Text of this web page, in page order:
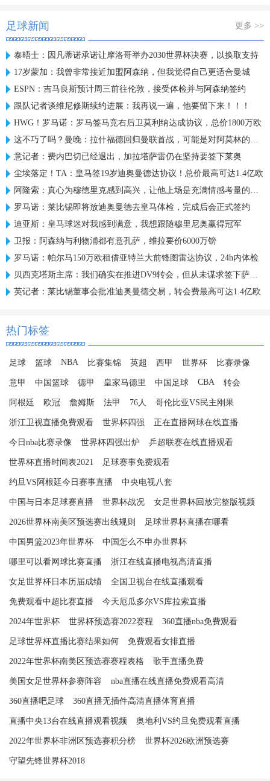
足球新闻 更多 >>
泰晤士：因凡蒂诺承诺让摩洛哥举办2030世界杯决赛，以换取支持
17岁蒙加：我曾非常接近加盟阿森纳，但我觉得自己更适合曼城
ESPN：吉马良斯预计周三前往伦敦，接受体检并与阿森纳签约
跟队记者谈维尼修斯续约进展：我再说一遍，他要留下来！！！
HWG！罗马诺：罗马签马竞右后卫莫利纳达成协议，总价1800万欧
这不巧了吗？曼晚：拉什福德回归曼联首战，可能是对阿莫林的米兰
意记者：费内巴切已经退出，加拉塔萨雷仍在坚持要签下莱奥
尘埃落定！TA：皇马签19岁迪奥曼德达协议！总价最高可达1.4亿欧
阿隆索：真心为穆德里克感到高兴，让他上场是充满情感考量的决定
罗马诺：莱比锡即将放迪奥曼德去皇马体检，完成后会正式签约
迪亚斯：皇马球迷对我感到满意，我想跟随穆里尼奥赢得冠军
卫报：阿森纳与利物浦都有意孔萨，维拉要价6000万镑
罗马诺：帕尔马150万欧租借亚特兰大前锋图雷达协议，24h内体检
贝西克塔斯主席：我们确实在推进DV9转会，但从未谋求签下萨拉赫
英记者：莱比锡董事会批准迪奥曼德交易，转会费最高可达1.4亿欧
热门标签
足球 篮球 NBA 比赛集锦 英超 西甲 世界杯 比赛录像
意甲 中国篮球 德甲 皇家马德里 中国足球 CBA 转会
阿根廷 欧冠 詹姆斯 法甲 76人 哥伦比亚VS民主刚果
浙江卫视直播免费观看 世界杯四强 正在直播网球在线直播
今日nba比赛录像 世界杯四强出炉 乒超联赛在线直播观看
世界杯直播时间表2021 足球赛事免费观看
约旦VS阿根廷今日赛事直播 中央电视八套
中国与日本足球赛直播 世界杯战况 女足世界杯回放完整版视频
2026世界杯南美区预选赛出线规则 足球世界杯直播在哪看
中国男篮2023年世界杯 中国怎么不申办世界杯
哪里可以看网球比赛直播 浙江在线直播电视高清直播
女足世界杯日本历届成绩 全国卫视台在线直播观看
免费观看中超比赛直播 今天厄瓜多尔VS库拉索直播
2024年世界杯 世界杯预选赛2022赛程 360直播nba免费观看
足球世界杯直播比赛结果如何 免费观看女排直播
2022年世界杯南美区预选赛赛程表格 歌手直播免费
美国女足世界杯参赛阵容 nba直播在线直播免费观看高清
360直播吧足球 360直播无插件高清直播体育直播
直播中央13台在线直播观看视频 奥地利VS约旦免费观看直播
2022年世界杯非洲区预选赛积分榜 世界杯2026欧洲预选赛
守望先锋世界杯2018